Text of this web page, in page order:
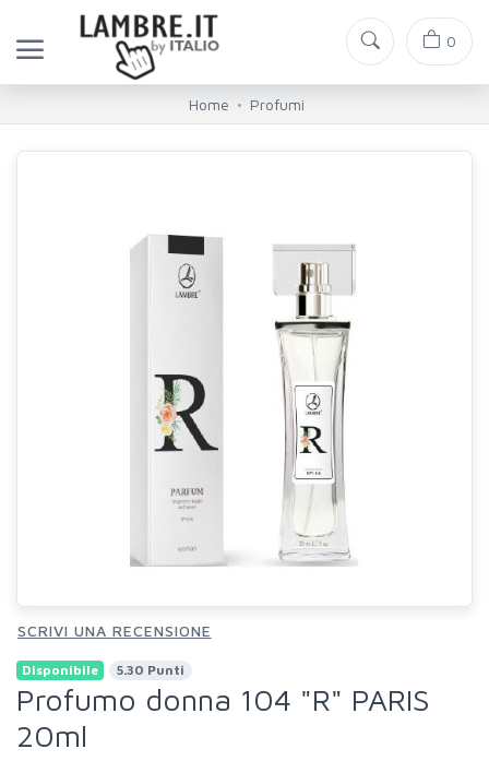
0
Home Profumi
SCRIVI UNA RECENSIONE
Disponibile 5.30 Punti
Profumo donna 104 "R" PARIS
20ml